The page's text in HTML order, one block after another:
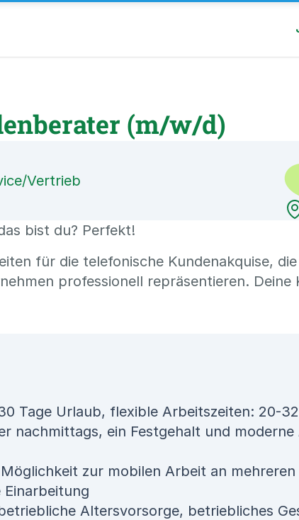
(m/w/d)
Vertrieb
bist du? Perfekt!
für die telefonische Kundenakquise,
professionell repräsentieren.
Tage Urlaub, flexible Arbeitszeiten: 20-
nachmittags, ein Festgehalt und
zur mobilen Arbeit an mehreren
Altersvorsorge, betriebliches